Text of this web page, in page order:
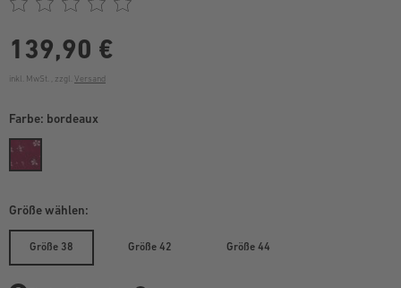
139,90 €
inkl. MwSt. , zzgl. Versand
Farbe: bordeaux
Größe wählen:
Größe 38 Größe 42 Größe 44